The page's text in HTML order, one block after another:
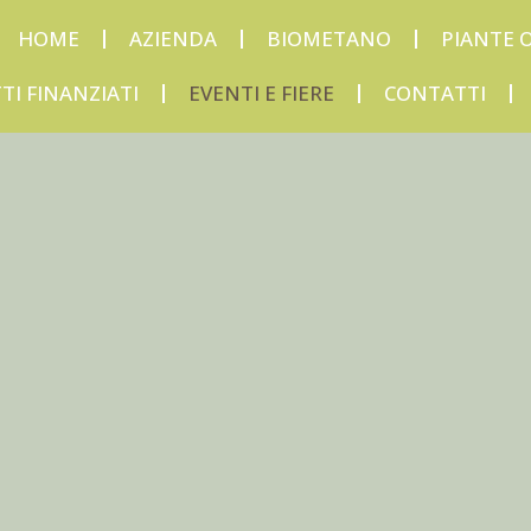
HOME AZIENDA BIOMETANO
PIANTE
FINANZIATI
EVENTI E FIERE CONTATTI